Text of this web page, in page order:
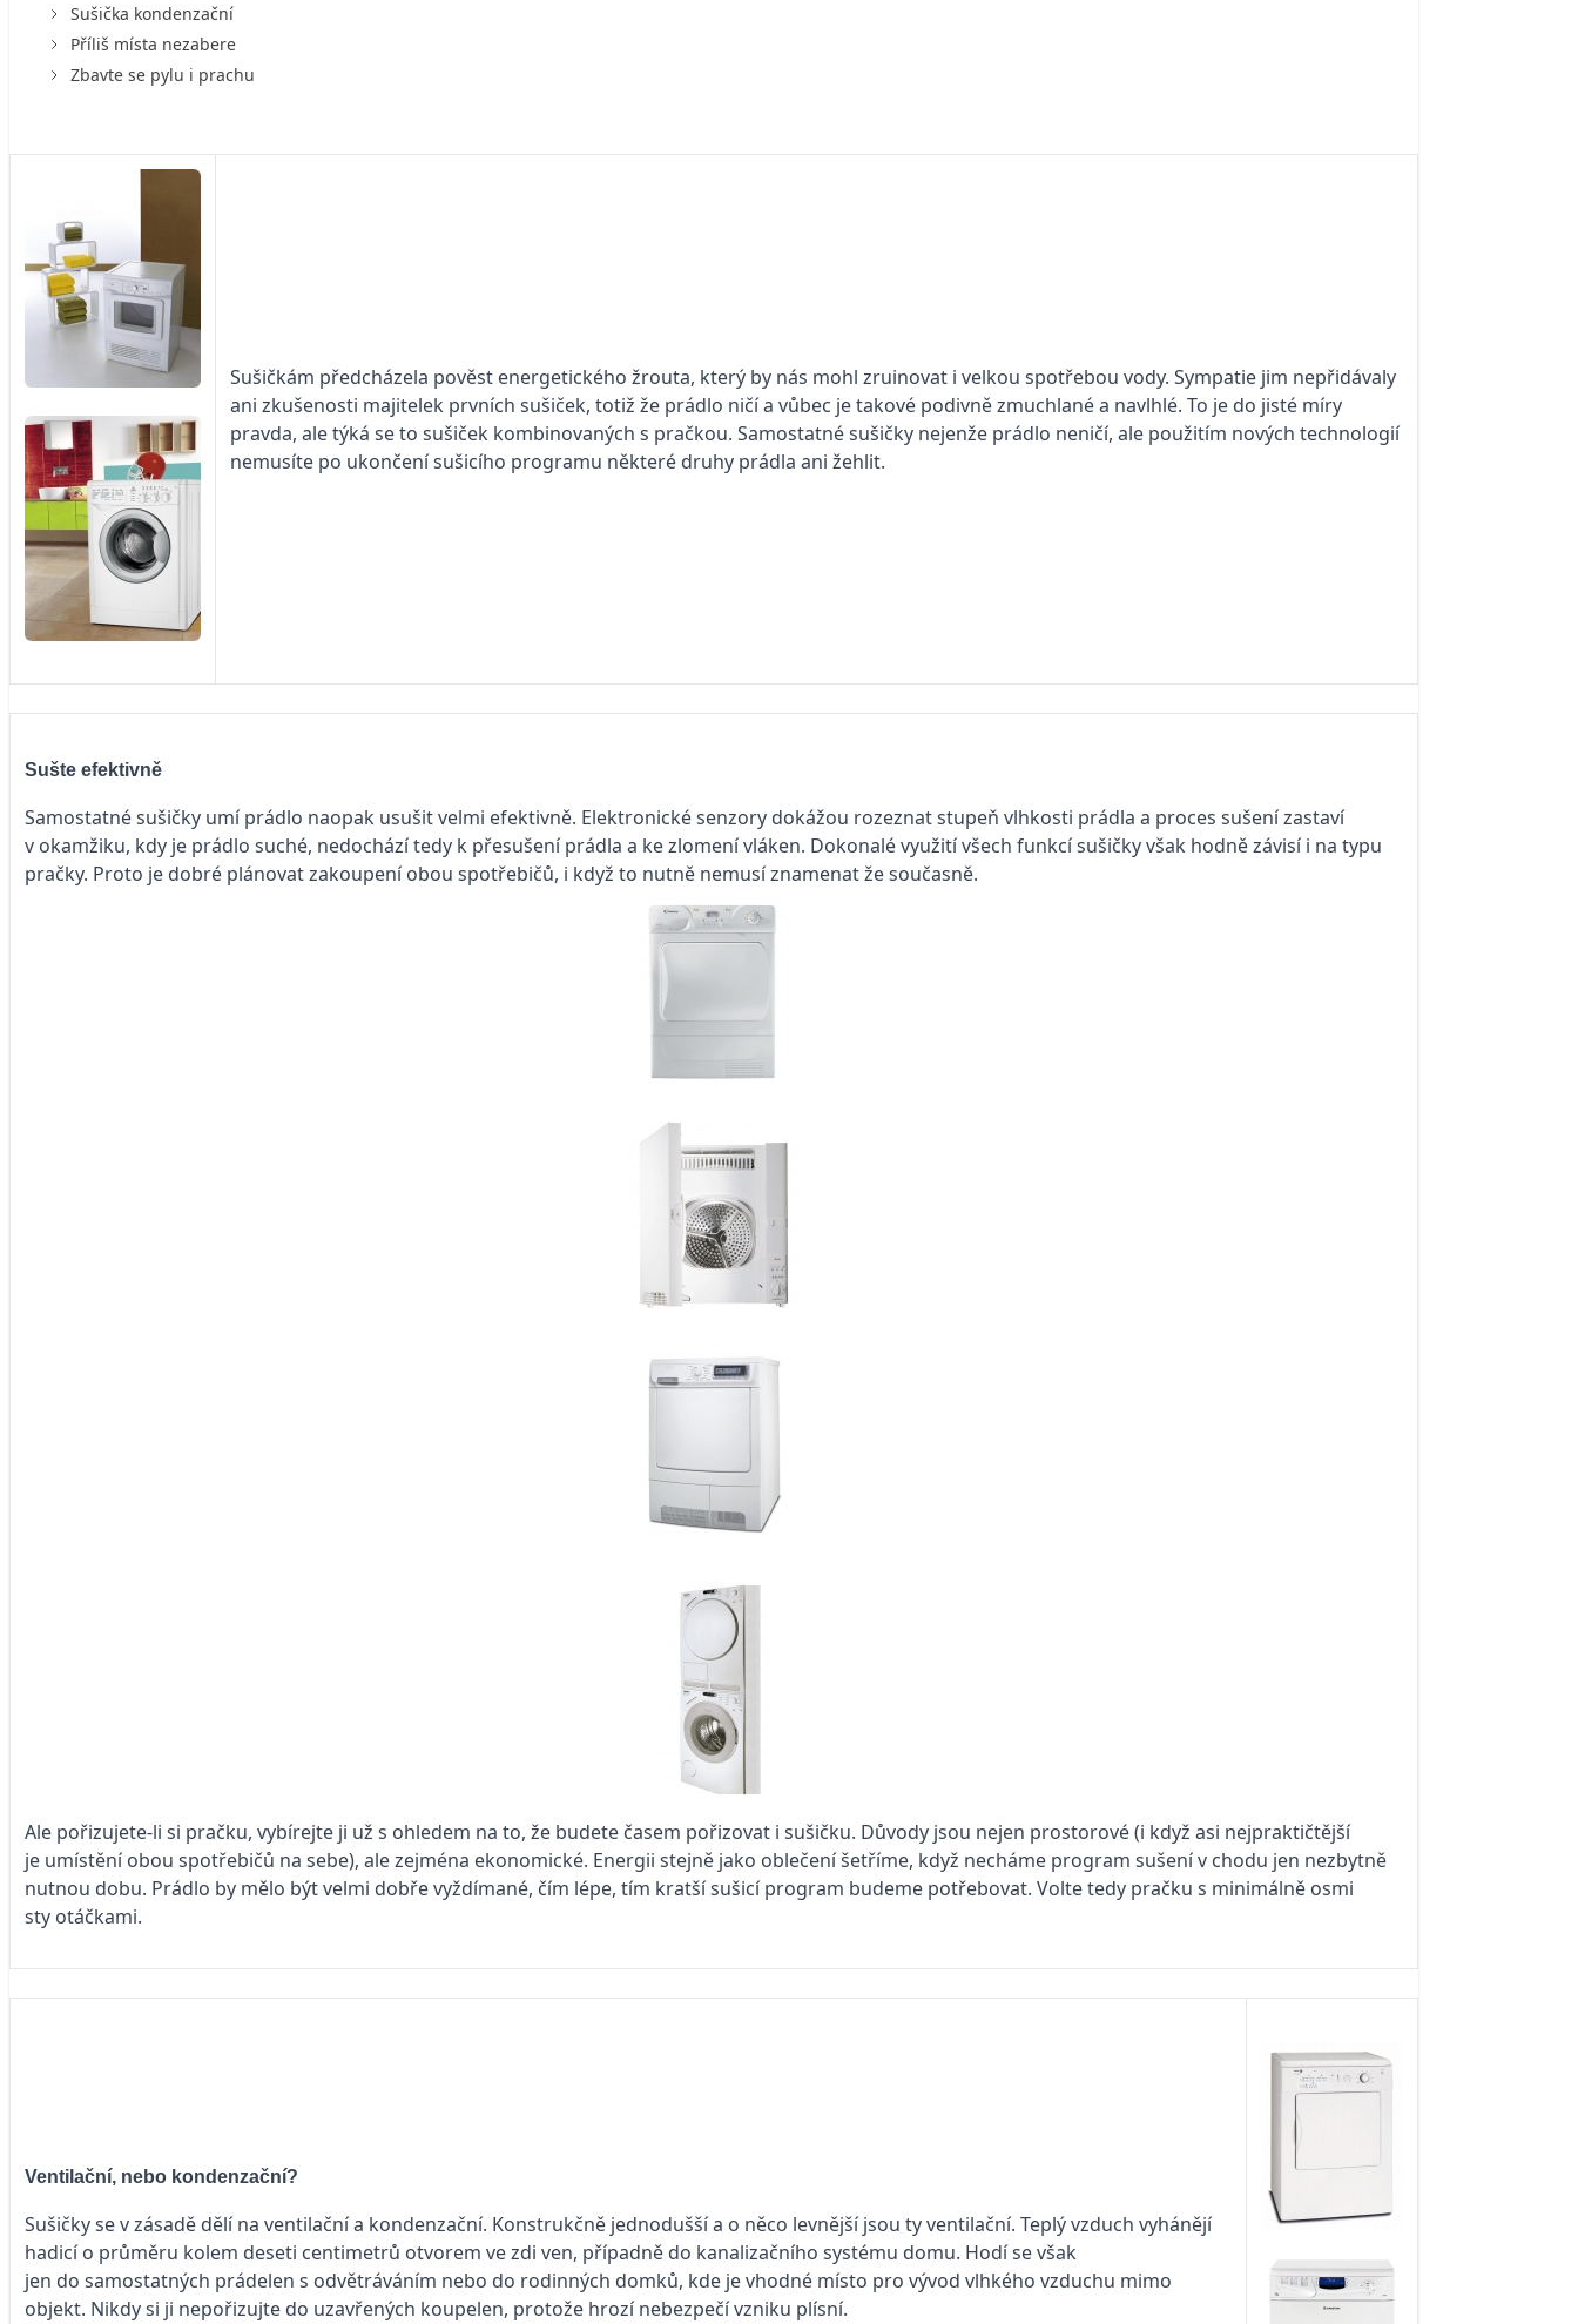
Sušička kondenzační
Příliš místa nezabere
Zbavte se pylu i prachu
Sušičkám předcházela pověst energetického žrouta, který by nás mohl zruinovat i velkou spotřebou vody. Sympatie jim nepřidávaly
ani zkušenosti majitelek prvních sušiček, totiž že prádlo ničí a vůbec je takové podivně zmuchlané a navlhlé. To je do jisté míry
pravda, ale týká se to sušiček kombinovaných s pračkou. Samostatné sušičky nejenže prádlo neničí, ale použitím nových technologií
nemusíte po ukončení sušicího programu některé druhy prádla ani žehlit.
Sušte efektivně
Samostatné sušičky umí prádlo naopak usušit velmi efektivně. Elektronické senzory dokážou rozeznat stupeň vlhkosti prádla a proces sušení zastaví
v okamžiku, kdy je prádlo suché, nedochází tedy k přesušení prádla a ke zlomení vláken. Dokonalé využití všech funkcí sušičky však hodně závisí i na typu
pračky. Proto je dobré plánovat zakoupení obou spotřebičů, i když to nutně nemusí znamenat že současně.
Ale pořizujete-li si pračku, vybírejte ji už s ohledem na to, že budete časem pořizovat i sušičku. Důvody jsou nejen prostorové (i když asi nejpraktičtější
je umístění obou spotřebičů na sebe), ale zejména ekonomické. Energii stejně jako oblečení šetříme, když necháme program sušení v chodu jen nezbytně
nutnou dobu. Prádlo by mělo být velmi dobře vyždímané, čím lépe, tím kratší sušicí program budeme potřebovat. Volte tedy pračku s minimálně osmi
sty otáčkami.
Ventilační, nebo kondenzační?
Sušičky se v zásadě dělí na ventilační a kondenzační. Konstrukčně jednodušší a o něco levnější jsou ty ventilační. Teplý vzduch vyhá­nějí
hadicí o průměru kolem de­seti centimetrů otvorem ve zdi ven, případně do kanalizačního systému domu. Hodí se však
jen do samostatných prádelen s odvětráváním nebo do rodinných domků, kde je vhodné místo pro vývod vlhkého vzduchu mimo
objekt. Nikdy si ji nepořizujte do uzavřených koupelen, protože hrozí nebezpečí vzniku plísní.